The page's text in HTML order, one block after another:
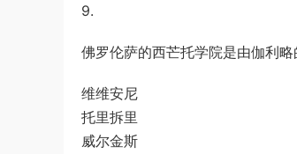
9.
佛罗伦萨的西芒托学院是由伽利
维维安尼
托里拆里
威尔金斯